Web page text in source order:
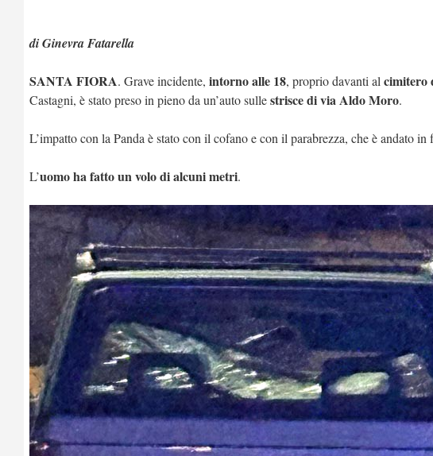
di Ginevra Fatarella
SANTA FIORA. Grave incidente, intorno alle 18, proprio davanti al cimitero
Castagni, è stato preso in pieno da un’auto sullestrisce di via Aldo Moro.
L’impatto con la Panda è stato con il cofano e con il parabrezza, che è andato in
L’uomo ha fatto un volo di alcuni metri.